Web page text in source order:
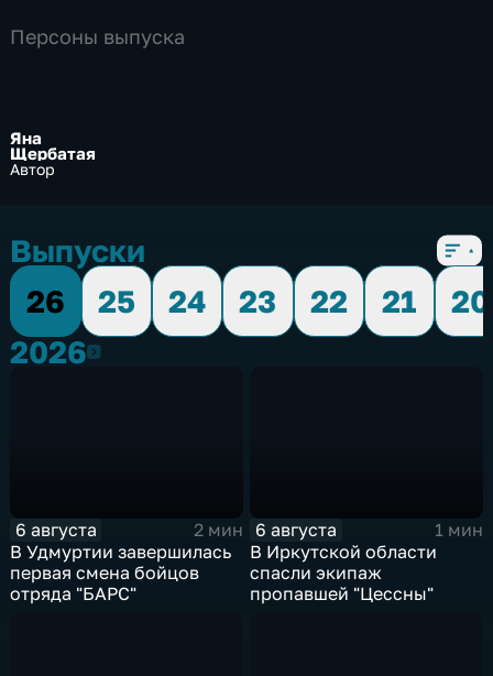
Персоны выпуска
Яна
Щербатая
Автор
Выпуски
26
25 24 23 22 21
20
20262026
6 августа
2 мин
В Удмуртии завершилась
первая смена бойцов
отряда "БАРС"
6 августа
1 мин
В Иркутской области
спасли экипаж
пропавшей "Цессны"